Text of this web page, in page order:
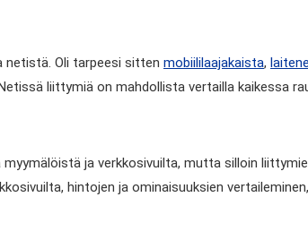
netistä. Oli tarpeesi sitten mobiililaajakaista,
liittymiä on mahdollista vertailla kaikessa
ja verkkosivuilta, mutta silloin
hintojen ja ominaisuuksien